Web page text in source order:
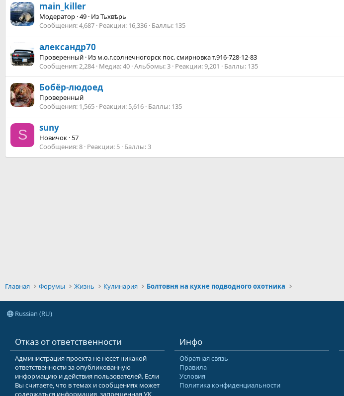
main_killer
Модератор ·49 · ИзТьхвѣрь
Сообщения 4,687 Реакции 16,336 Баллы 135
александр70
Проверенный · Из м.о.г.солнечногорск пос. смирновка т.916-728-12-83
Сообщения 2,284 Медиа 40 Альбомы 3 Реакции 9,201 Баллы 135
Бобёр-людоед
Проверенный
Сообщения 1,565 Реакции 5,616 Баллы 135
S suny
Новичок ·57
Сообщения 8 Реакции 5 Баллы 3
Главная Форумы Жизнь Кулинария Болтовня на кухне подводного охотника
Russian (RU)
Отказ от ответственности
Администрация проекта не несет никакой
ответственности за опубликованную
информацию и действия пользователей. Если
Вы считаете, что в темах и сообщениях может
содержаться информация, запрещенная УК
Инфо
Обратная связь
Правила
Условия
Политика конфиденциальности